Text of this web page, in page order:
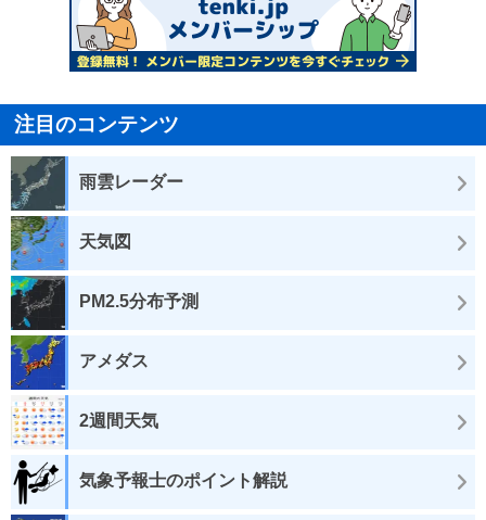
注目のコンテンツ
雨雲レーダー
天気図
PM2.5分布予測
アメダス
2週間天気
気象予報士のポイント解説